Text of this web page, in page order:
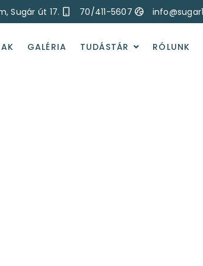
Sugár út 17. 70/411-5607
GALÉRIA TUDÁSTÁR RÓLUNK